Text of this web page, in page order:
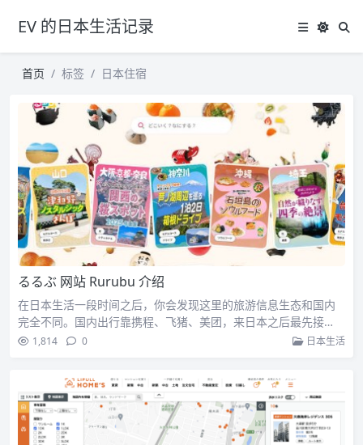
EV 的日本生活记录
首页 标签 日本住宿
るるぶ 网站 Rurubu 介绍
在日本生活一段时间之后，你会发现这里的旅游信息生态和国内
完全不同。国内出行靠携程、飞猪、美团，来日本之后最先接…
1,814 0 日本生活